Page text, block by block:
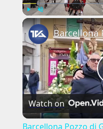
Play
Watch on
Barcellona Pozzo di